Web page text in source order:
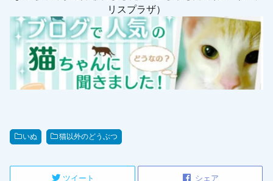
リスプラザ）
いぬ 猫以外のどうぶつ
ツイート シェア